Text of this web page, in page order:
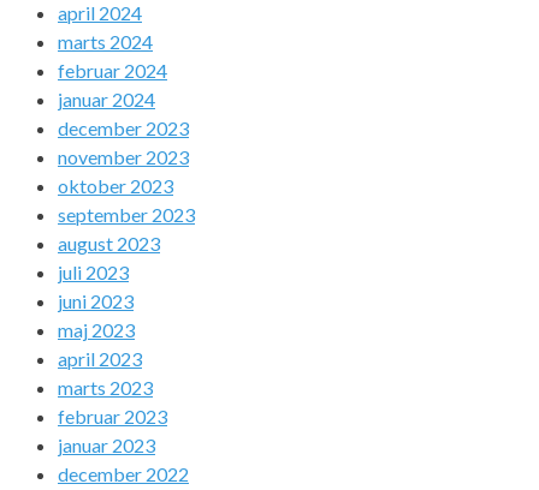
april 2024
marts 2024
februar 2024
januar 2024
december 2023
november 2023
oktober 2023
september 2023
august 2023
juli 2023
juni 2023
maj 2023
april 2023
marts 2023
februar 2023
januar 2023
december 2022